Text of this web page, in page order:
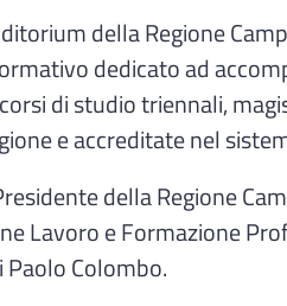
della Regione
dedicato ad
di studio triennali,
e accreditate nel
della Regione
Lavoro e Formazione
Paolo Colombo.